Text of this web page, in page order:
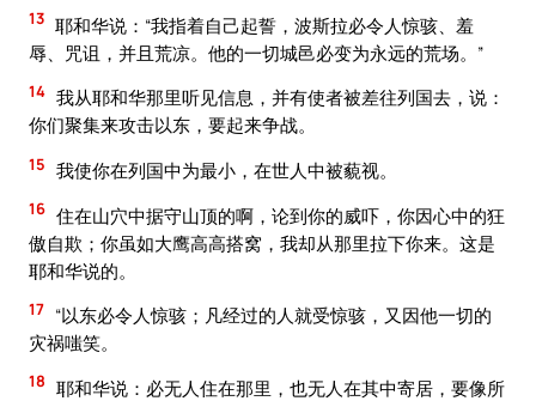
13 耶和华说：“我指着自己起誓，波斯拉必令人惊骇、羞
辱、咒诅，并且荒凉。他的一切城邑必变为永远的荒场。”
14 我从耶和华那里听见信息，并有使者被差往列国去，说：
你们聚集来攻击以东，要起来争战。
15 我使你在列国中为最小，在世人中被藐视。
16 住在山穴中据守山顶的啊，论到你的威吓，你因心中的狂
傲自欺；你虽如大鹰高高搭窝，我却从那里拉下你来。这是
耶和华说的。
17 “以东必令人惊骇；凡经过的人就受惊骇，又因他一切的
灾祸嗤笑。
18 耶和华说：必无人住在那里，也无人在其中寄居，要像所